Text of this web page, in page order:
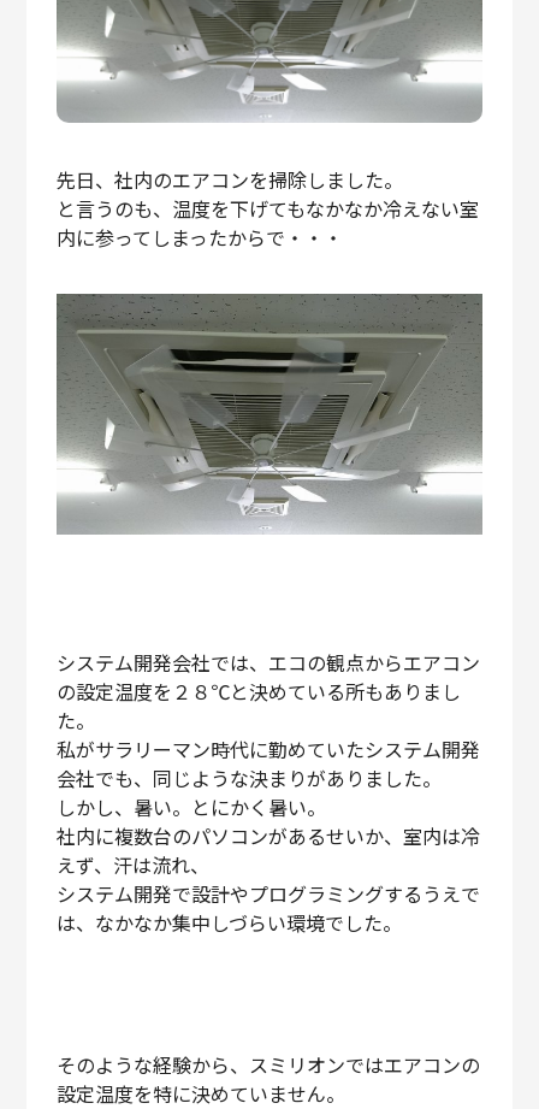
先日、社内のエアコンを掃除しました。
と言うのも、温度を下げてもなかなか冷えない室
内に参ってしまったからで・・・
システム開発会社では、エコの観点からエアコン
の設定温度を２８℃と決めている所もありまし
た。
私がサラリーマン時代に勤めていたシステム開発
会社でも、同じような決まりがありました。
しかし、暑い。とにかく暑い。
社内に複数台のパソコンがあるせいか、室内は冷
えず、汗は流れ、
システム開発で設計やプログラミングするうえで
は、なかなか集中しづらい環境でした。
そのような経験から、スミリオンではエアコンの
設定温度を特に決めていません。